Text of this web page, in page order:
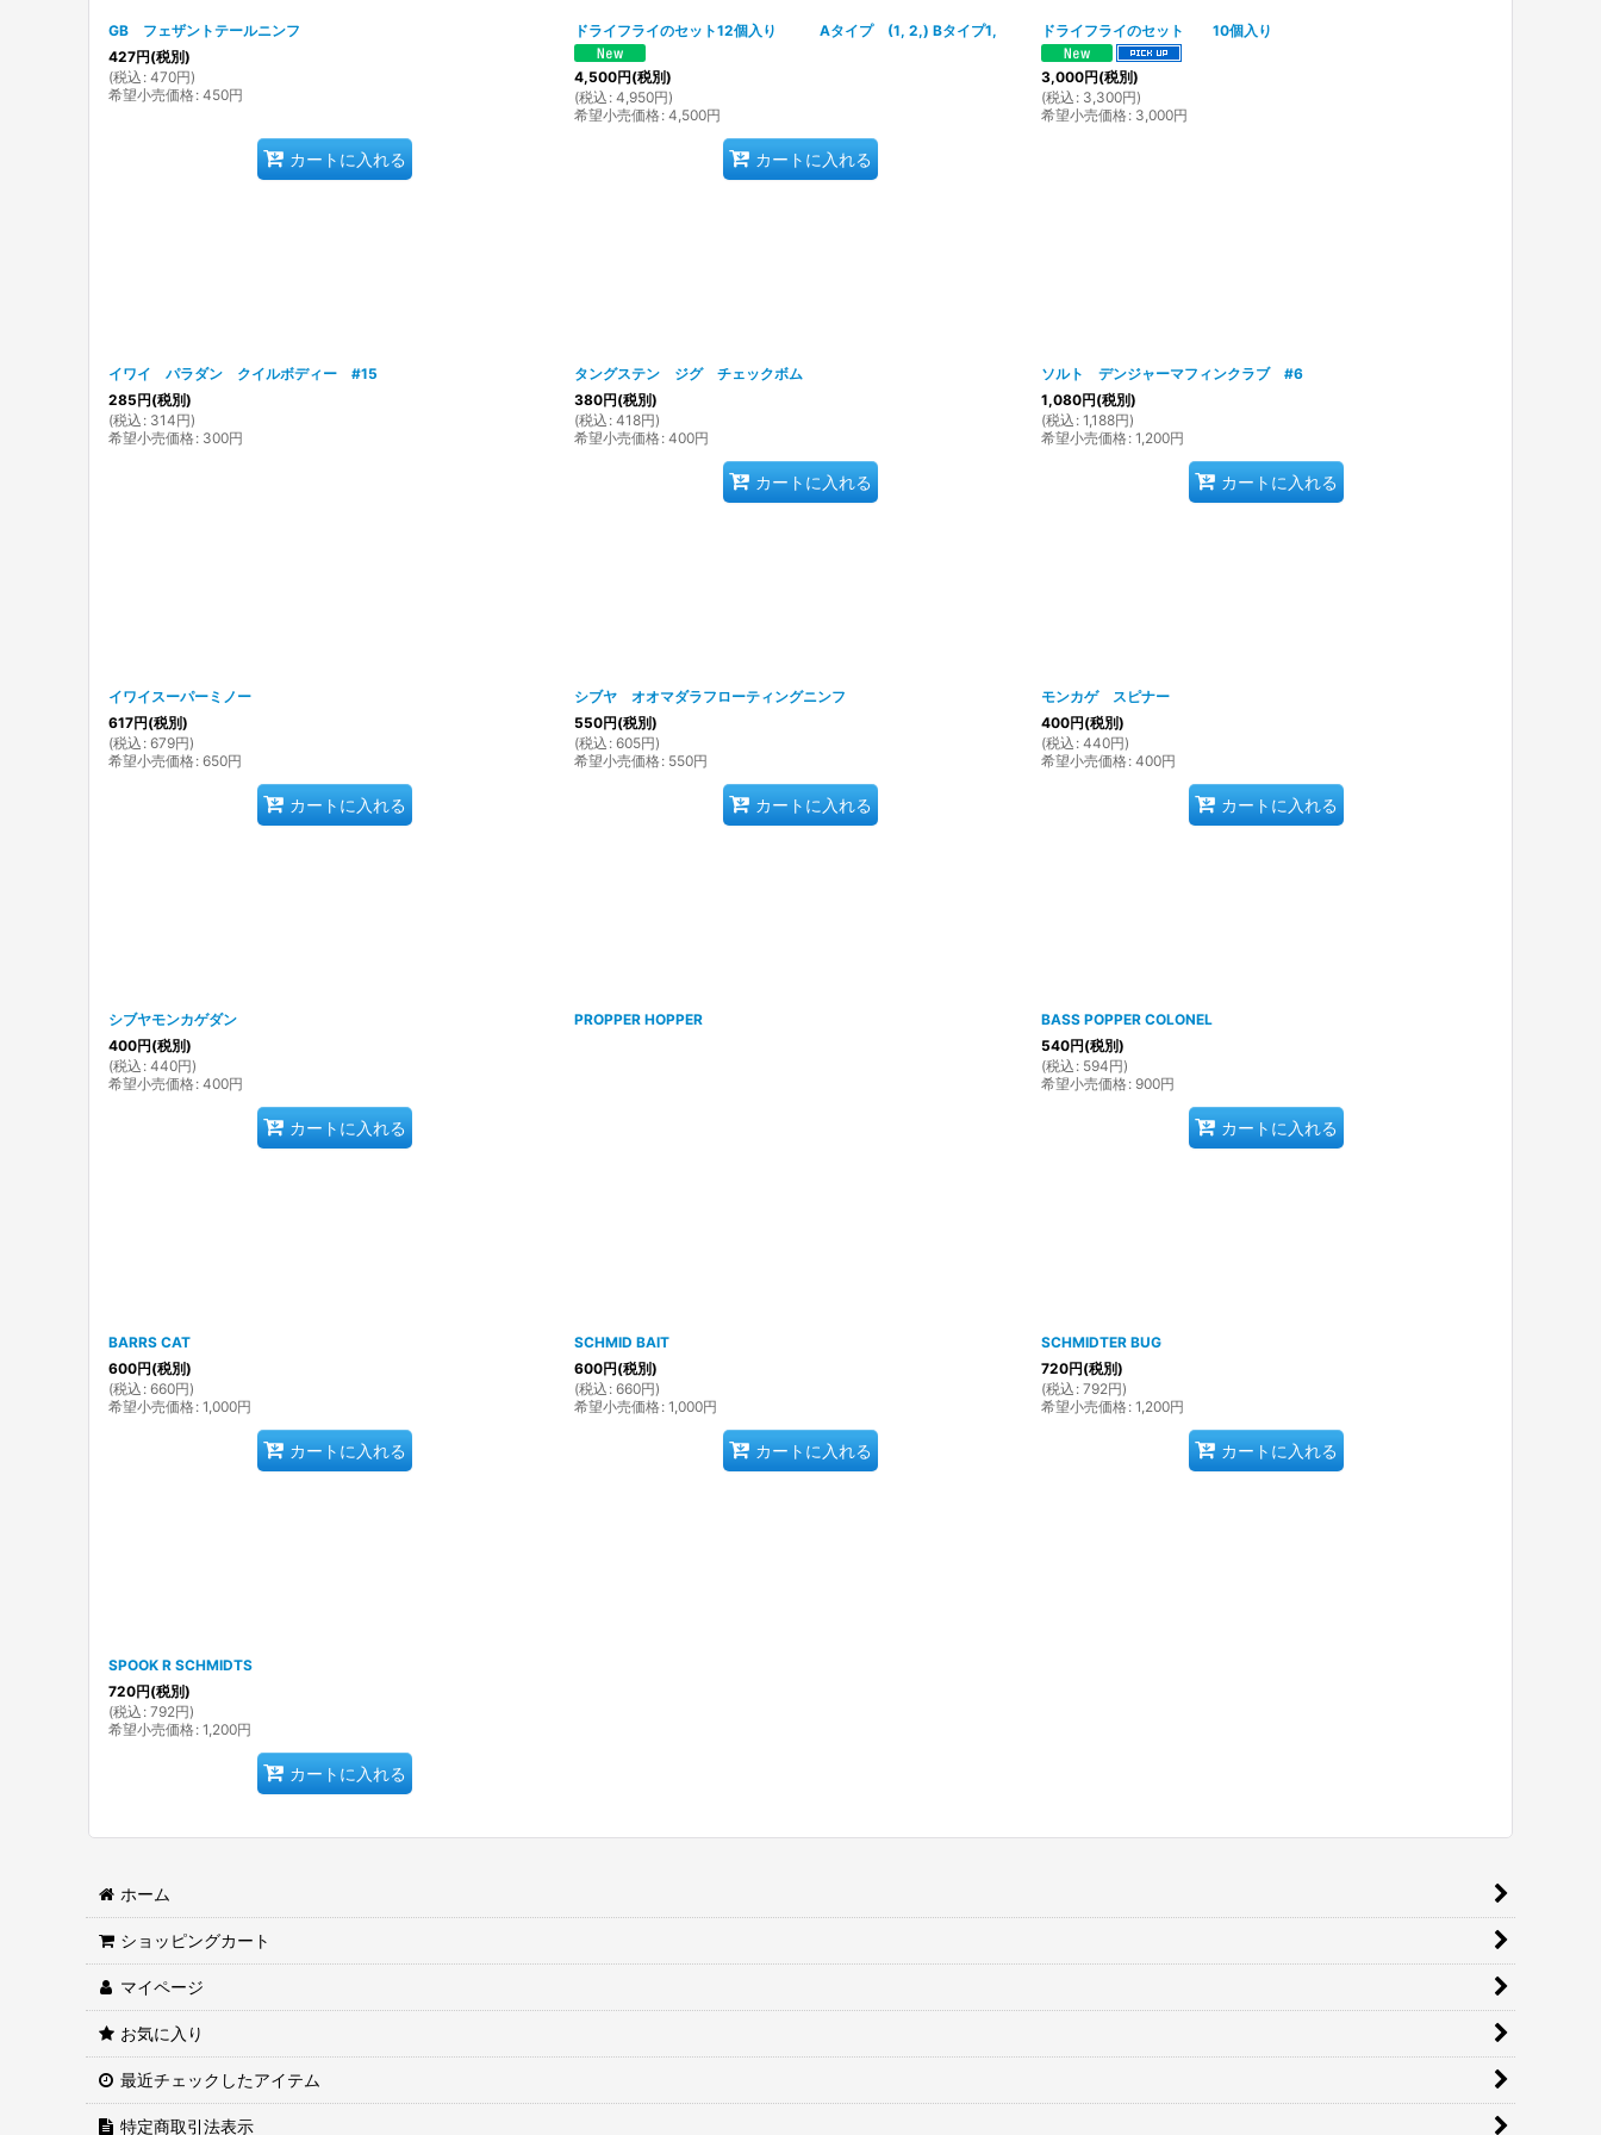
GB フェザントテールニンフ
427円(税別)
(税込 : 470円)
希望小売価格: 450円
カートに入れる
ドライフライのセット12個入り Aタイプ (1, 2,) Bタイプ1,
4,500円(税別)
(税込 : 4,950円)
希望小売価格: 4,500円
カートに入れる
ドライフライのセット 10個入り
3,000円(税別)
(税込 : 3,300円)
希望小売価格: 3,000円
イワイ パラダン クイルボディー #15
285円(税別)
(税込 : 314円)
希望小売価格: 300円
タングステン ジグ チェックボム
380円(税別)
(税込 : 418円)
希望小売価格: 400円
カートに入れる
ソルト デンジャーマフィンクラブ #6
1,080円(税別)
(税込 : 1,188円)
希望小売価格: 1,200円
カートに入れる
イワイスーパーミノー
617円(税別)
(税込 : 679円)
希望小売価格: 650円
カートに入れる
シブヤ オオマダラフローティングニンフ
550円(税別)
(税込 : 605円)
希望小売価格: 550円
カートに入れる
モンカゲ スピナー
400円(税別)
(税込 : 440円)
希望小売価格: 400円
カートに入れる
シブヤモンカゲダン
400円(税別)
(税込 : 440円)
希望小売価格: 400円
カートに入れる
PROPPER HOPPER
BASS POPPER COLONEL
540円(税別)
(税込 : 594円)
希望小売価格: 900円
カートに入れる
BARRS CAT
600円(税別)
(税込 : 660円)
希望小売価格: 1,000円
カートに入れる
SCHMID BAIT
600円(税別)
(税込 : 660円)
希望小売価格: 1,000円
カートに入れる
SCHMIDTER BUG
720円(税別)
(税込 : 792円)
希望小売価格: 1,200円
カートに入れる
SPOOK R SCHMIDTS
720円(税別)
(税込 : 792円)
希望小売価格: 1,200円
カートに入れる
ホーム
ショッピングカート
マイページ
お気に入り
最近チェックしたアイテム
特定商取引法表示